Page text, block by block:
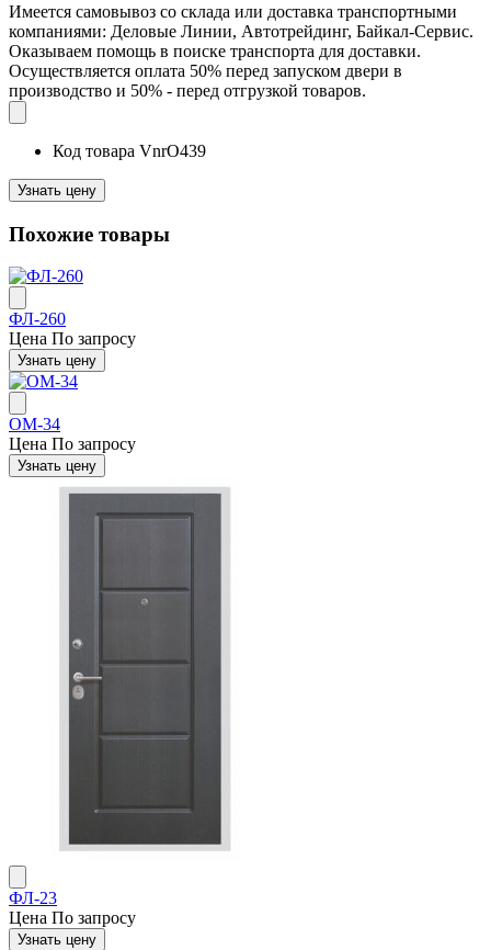
Имеется самовывоз со склада или доставка транспортными
компаниями: Деловые Линии, Автотрейдинг, Байкал-Сервис.
Оказываем помощь в поиске транспорта для доставки.
Осуществляется оплата 50% перед запуском двери в
производство и 50% - перед отгрузкой товаров.
Код товара VnrO439
Узнать цену
Похожие товары
ФЛ-260
Цена По запросу
Узнать цену
ОМ-34
Цена По запросу
Узнать цену
ФЛ-23
Цена По запросу
Узнать цену